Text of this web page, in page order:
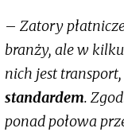
– Zatory
branży, ale w
nich jest
standardem.
ponad połowa